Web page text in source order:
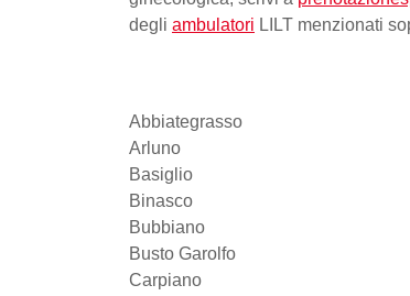
degli ambulatori LILT menzionati
Abbiategrasso
Arluno
Basiglio
Binasco
Bubbiano
Busto Garolfo
Carpiano